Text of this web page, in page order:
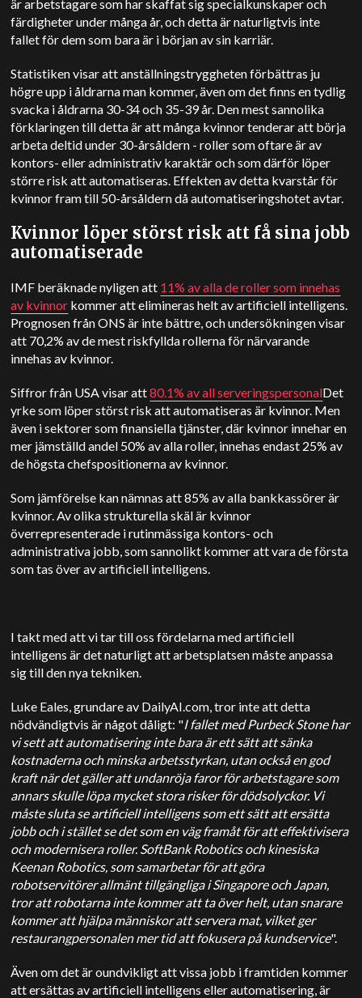
är arbetstagare som har skaffat sig specialkunskaper och
färdigheter under många år, och detta är naturligtvis inte
fallet för dem som bara är i början av sin karriär.
Statistiken visar att anställningstryggheten förbättras ju
högre upp i åldrarna man kommer, även om det finns en tydlig
svacka i åldrarna 30-34 och 35-39 år. Den mest sannolika
förklaringen till detta är att många kvinnor tenderar att börja
arbeta deltid under 30-årsåldern - roller som oftare är av
kontors- eller administrativ karaktär och som därför löper
större risk att automatiseras. Effekten av detta kvarstår för
kvinnor fram till 50-årsåldern då automatiseringshotet avtar.
Kvinnor löper störst risk att få sina jobb
automatiserade
IMF beräknade nyligen att 11% av alla de roller som innehas
av kvinnor kommer att elimineras helt av artificiell intelligens.
Prognosen från ONS är inte bättre, och undersökningen visar
att 70,2% av de mest riskfyllda rollerna för närvarande
innehas av kvinnor.
Siffror från USA visar att80.1% av all serveringspersonalDet
yrke som löper störst risk att automatiseras är kvinnor. Men
även i sektorer som finansiella tjänster, där kvinnor innehar en
mer jämställd andel 50% av alla roller, innehas endast 25% av
de högsta chefspositionerna av kvinnor.
Som jämförelse kan nämnas att 85% av alla bankkassörer är
kvinnor. Av olika strukturella skäl är kvinnor
överrepresenterade i rutinmässiga kontors- och
administrativa jobb, som sannolikt kommer att vara de första
som tas över av artificiell intelligens.
I takt med att vi tar till oss fördelarna med artificiell
intelligens är det naturligt att arbetsplatsen måste anpassa
sig till den nya tekniken.
Luke Eales, grundare av DailyAI.com, tror inte att detta
nödvändigtvis är något dåligt: "I fallet med Purbeck Stone har
vi sett att automatisering inte bara är ett sätt att sänka
kostnaderna och minska arbetsstyrkan, utan också en god
kraft när det gäller att undanröja faror för arbetstagare som
annars skulle löpa mycket stora risker för dödsolyckor. Vi
måste sluta se artificiell intelligens som ett sätt att ersätta
jobb och i stället se det som en väg framåt för att effektivisera
och modernisera roller. SoftBank Robotics och kinesiska
Keenan Robotics, som samarbetar för att göra
robotservitörer allmänt tillgängliga i Singapore och Japan,
tror att robotarna inte kommer att ta över helt, utan snarare
kommer att hjälpa människor att servera mat, vilket ger
restaurangpersonalen mer tid att fokusera på kundservice".
Även om det är oundvikligt att vissa jobb i framtiden kommer
att ersättas av artificiell intelligens eller automatisering, är